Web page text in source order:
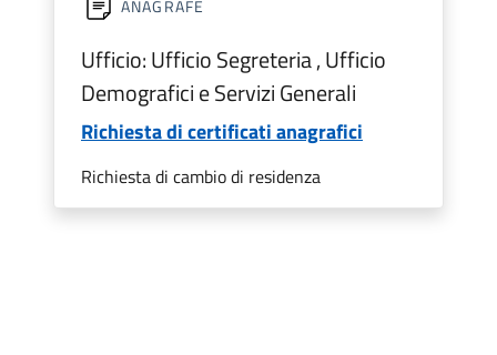
ANAGRAFE
Ufficio: Ufficio Segreteria , Ufficio
Demografici e Servizi Generali
Richiesta di certificati anagrafici
Richiesta di cambio di residenza